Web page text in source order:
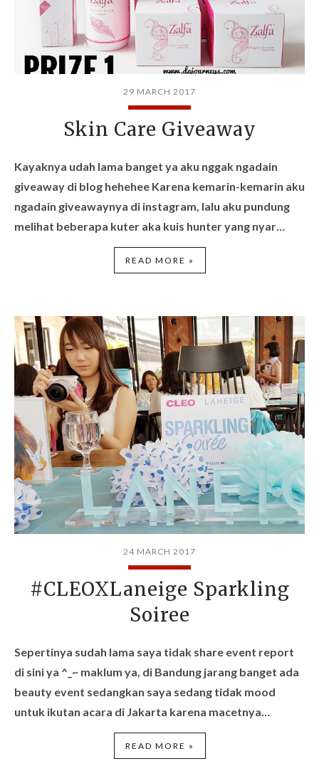
29 MARCH 2017
Skin Care Giveaway
Kayaknya udah lama banget ya aku nggak ngadain
giveaway di blog hehehee Karena kemarin-kemarin aku
ngadain giveawaynya di instagram, lalu aku pundung
melihat beberapa kuter aka kuis hunter yang nyar…
READ MORE »
24 MARCH 2017
#CLEOXLaneige Sparkling
Soiree
Sepertinya sudah lama saya tidak share event report
di sini ya ^_~ maklum ya, di Bandung jarang banget ada
beauty event sedangkan saya sedang tidak mood
untuk ikutan acara di Jakarta karena macetnya…
READ MORE »